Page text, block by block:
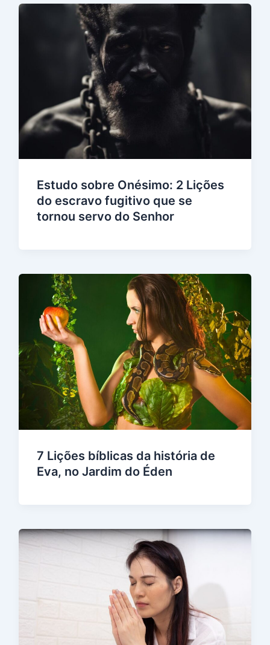
Estudo sobre Onésimo: 2 Lições
do escravo fugitivo que se
tornou servo do Senhor
7 Lições bíblicas da história de
Eva, no Jardim do Éden